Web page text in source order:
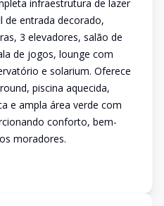
infraestrutura de lazer
de entrada decorado,
3 elevadores, salão de
de jogos, lounge com
e solarium. Oferece
piscina aquecida,
e ampla área verde com
conforto, bem-
moradores.